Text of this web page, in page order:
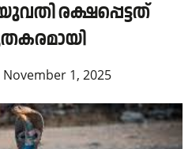
രക്ഷപ്പെട്ടത്
November 1, 2025